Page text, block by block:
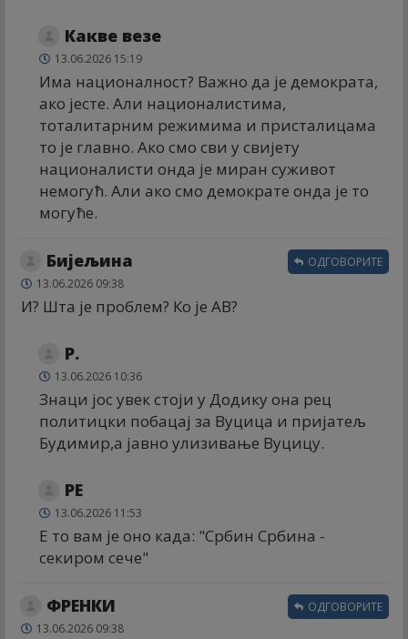
Какве везе
13.06.2026 15:19
Има националност? Важно да је демократа,
ако јесте. Али националистима,
тоталитарним режимима и присталицама
то је главно. Ако смо сви у свијету
националисти онда је миран суживот
немогућ. Али ако смо демократе онда је то
могуће.
Бијељина
13.06.2026 09:38
И? Шта је проблем? Ко је АВ?
ОДГОВОРИТЕ
Р.
13.06.2026 10:36
Знаци јос увек стоји у Додику она рец
политицки побацај за Вуцица и пријатељ
Будимир,а јавно улизивање Вуцицу.
РЕ
13.06.2026 11:53
Е то вам је оно када: "Србин Србина -
секиром сече"
ФРЕНКИ
13.06.2026 09:38
ОДГОВОРИТЕ